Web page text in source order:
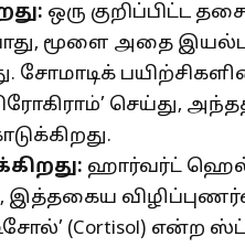
ஒரு குறிப்பிட்ட
மூளை அதை
சோமாடிக்
செய்து,
ஹார்வர்ட்
(Cortisol) என்ற